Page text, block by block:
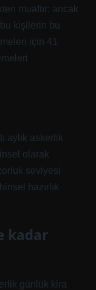
muaftır; ancak
kişilerin bu
için 41
aylık askerlik
olarak
seviyesi
hazırlık
kadar
günlük kira